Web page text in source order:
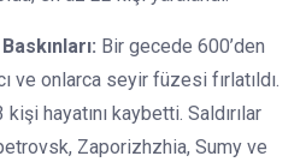
Bir gecede 600’den
ve onlarca seyir füzesi fırlatıldı.
hayatını kaybetti. Saldırılar
Zaporizhzhia, Sumy ve